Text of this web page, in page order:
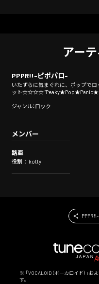
アー
PPPR!!-ピポパロ-
いたずらに気まぐれに、ポップで
ット☆☆☆☆
ジャンル：ロック
メンバー
路亜
役割： kotty
※ 「VOCALOID（ボーカロイド）」
す。